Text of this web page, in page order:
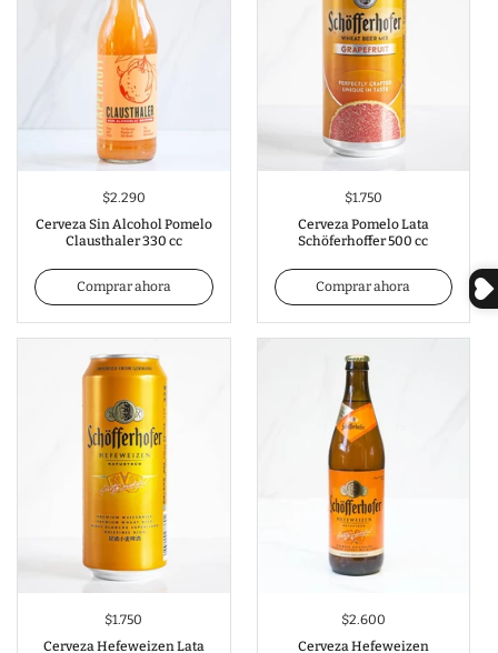
$2.290
Cerveza Sin Alcohol Pomelo
Clausthaler 330 cc
Comprar ahora
$1.750
Cerveza Pomelo Lata
Schöferhoffer 500 cc
Comprar ahora
$1.750
Cerveza Hefeweizen Lata
$2.600
Cerveza Hefeweizen